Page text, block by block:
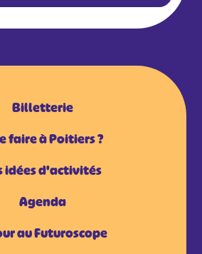
Billetterie
faire à Poitiers ?
idées d'activités
Agenda
au Futuroscope